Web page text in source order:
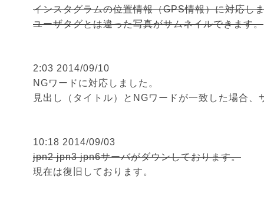
インスタグラムの位置情報（GPS情報）に対応し
ユーザタグとは違った写真がサムネイルできます。
2:03 2014/09/10
NGワードに対応しました。
見出し（タイトル）とNGワードが一致した場合、
10:18 2014/09/03
jpn2 jpn3 jpn6サーバがダウンしております。
現在は復旧しております。